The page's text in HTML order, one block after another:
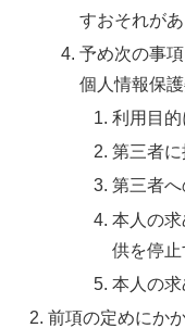
すおそれが
予め次の事
個人情報保
利用目
第三者に
第三者
本人の
供を停止
本人の
前項の定めにか